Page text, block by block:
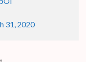
31, 2020